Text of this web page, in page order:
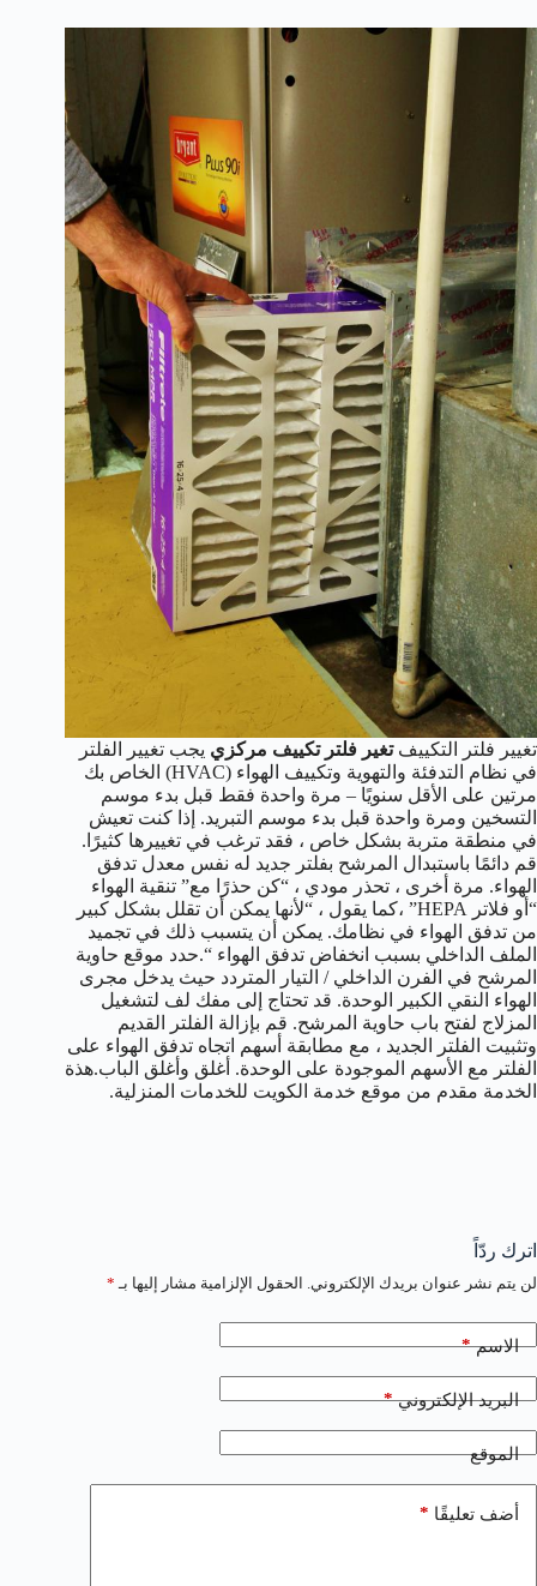
تغيير فلتر التكييفتغير فلتر تكييف مركزي يجب تغيير الفلتر
في نظام التدفئة والتهوية وتكييف الهواء (HVAC) الخاص بك
مرتين على الأقل سنويًا – مرة واحدة فقط قبل بدء موسم
التسخين ومرة واحدة قبل بدء موسم التبريد. إذا كنت تعيش
في منطقة متربة بشكل خاص ، فقد ترغب في تغييرها كثيرًا.
قم دائمًا باستبدال المرشح بفلتر جديد له نفس معدل تدفق
الهواء. مرة أخرى ، تحذر مودي ، “كن حذرًا مع” تنقية الهواء
“أو فلاتر HEPA” ،كما يقول ، “لأنها يمكن أن تقلل بشكل كبير
من تدفق الهواء في نظامك. يمكن أن يتسبب ذلك في تجميد
الملف الداخلي بسبب انخفاض تدفق الهواء “.حدد موقع حاوية
المرشح في الفرن الداخلي / التيار المتردد حيث يدخل مجرى
الهواء النقي الكبير الوحدة. قد تحتاج إلى مفك لف لتشغيل
المزلاج لفتح باب حاوية المرشح. قم بإزالة الفلتر القديم
وتثبيت الفلتر الجديد ، مع مطابقة أسهم اتجاه تدفق الهواء على
الفلتر مع الأسهم الموجودة على الوحدة. أغلق وأغلق الباب.هذة
الخدمة مقدم من موقع خدمة الكويت للخدمات المنزلية.
اترك ردّاً
لن يتم نشر عنوان بريدك الإلكتروني. الحقول الإلزامية مشار إليها بـ *
الاسم*
البريد الإلكتروني*
الموقع
أضف تعليقًا *